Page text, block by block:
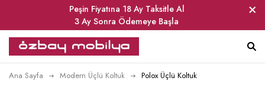
Peşin Fiyatına 18 Ay Taksitle Al
3 Ay Sonra Ödemeye Başla
Ana Sayfa Modern Üçlü Koltuk Polox Üçlü Koltuk